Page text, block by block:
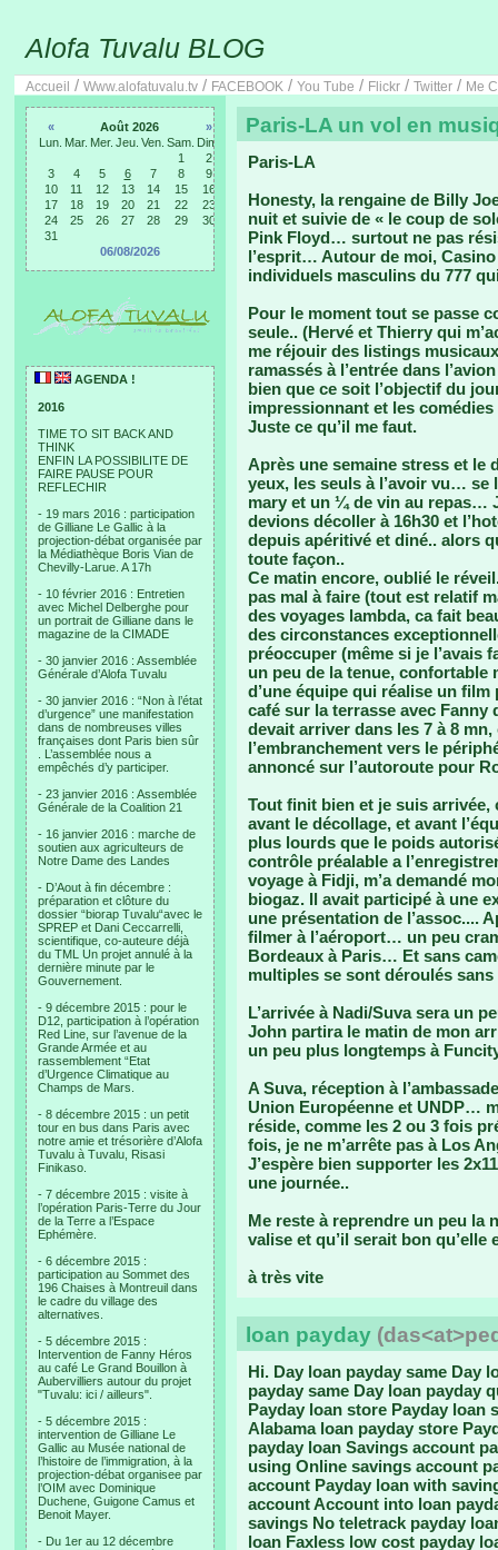
Alofa Tuvalu BLOG
Accueil / Www.alofatuvalu.tv / FACEBOOK / You Tube / Flickr / Twitter / Me
« Août 2026
»
Lun. Mar. Mer. Jeu. Ven. Sam. Dim.
1
2
3
4 5 6 7 8
9
10
11 12 13 14 15
16
17
18 19 20 21 22
23
24
25 26 27 28 29
30
31
06/08/2026
AGENDA !
2016
TIME TO SIT BACK AND
THINK
ENFIN LA POSSIBILITE DE
FAIRE PAUSE POUR
REFLECHIR
- 19 mars 2016 : participation
de Gilliane Le Gallic à la
projection-débat organisée par
la Médiathèque Boris Vian de
Chevilly-Larue. A 17h
- 10 février 2016 : Entretien
avec Michel Delberghe pour
un portrait de Gilliane dans le
magazine de la CIMADE
- 30 janvier 2016 : Assemblée
Générale d’Alofa Tuvalu
- 30 janvier 2016 : “Non à l’état
d’urgence” une manifestation
dans de nombreuses villes
françaises dont Paris bien sûr
. L’assemblée nous a
empêchés d’y participer.
- 23 janvier 2016 : Assemblée
Générale de la Coalition 21
- 16 janvier 2016 : marche de
soutien aux agriculteurs de
Notre Dame des Landes
- D’Aout à fin décembre :
préparation et clôture du
dossier “biorap Tuvalu“avec le
SPREP et Dani Ceccarrelli,
scientifique, co-auteure déjà
du TML Un projet annulé à la
dernière minute par le
Gouvernement.
- 9 décembre 2015 : pour le
D12, participation à l’opération
Red Line, sur l’avenue de la
Grande Armée et au
rassemblement “Etat
d’Urgence Climatique au
Champs de Mars.
- 8 décembre 2015 : un petit
tour en bus dans Paris avec
notre amie et trésorière d’Alofa
Tuvalu à Tuvalu, Risasi
Finikaso.
- 7 décembre 2015 : visite à
l’opération Paris-Terre du Jour
de la Terre a l’Espace
Ephémère.
- 6 décembre 2015 :
participation au Sommet des
196 Chaises à Montreuil dans
le cadre du village des
alternatives.
- 5 décembre 2015 :
Intervention de Fanny Héros
au café Le Grand Bouillon à
Aubervilliers autour du projet
"Tuvalu: ici / ailleurs".
- 5 décembre 2015 :
intervention de Gilliane Le
Gallic au Musée national de
l’histoire de l’immigration, à la
projection-débat organisee par
l’OIM avec Dominique
Duchene, Guigone Camus et
Benoit Mayer.
- Du 1er au 12 décembre
Paris-LA un vol en
Paris-LA
Honesty, la rengaine de Billy
nuit et suivie de « le coup de
Pink Floyd… surtout ne pas
l’esprit… Autour de moi,
individuels masculins du 777
Pour le moment tout se passe
seule.. (Hervé et Thierry qui
me réjouir des listings
ramassés à l’entrée dans
bien que ce soit l’objectif du
impressionnant et les
Juste ce qu’il me faut.
Après une semaine stress et le
yeux, les seuls à l’avoir vu… se
mary et un ¼ de vin au repas…
devions décoller à 16h30 et
depuis apéritivé et diné.. alors
toute façon..
Ce matin encore, oublié le
pas mal à faire (tout est relatif
des voyages lambda, ca fait
des circonstances
préoccuper (même si je l’avais
un peu de la tenue,
d’une équipe qui réalise un
café sur la terrasse avec
devait arriver dans les 7 à 8
l’embranchement vers le
annoncé sur l’autoroute pour
Tout finit bien et je suis arrivée,
avant le décollage, et avant
plus lourds que le poids
contrôle préalable a
voyage à Fidji, m’a demandé
biogaz. Il avait participé à une
une présentation de l’assoc....
filmer à l’aéroport… un peu
Bordeaux à Paris… Et sans
multiples se sont déroulés sans
L’arrivée à Nadi/Suva sera un
John partira le matin de mon
un peu plus longtemps à
A Suva, réception à
Union Européenne et UNDP…
réside, comme les 2 ou 3 fois
fois, je ne m’arrête pas à Los
J’espère bien supporter les
une journée..
Me reste à reprendre un peu la
valise et qu’il serait bon qu’elle
à très vite
loan payday
Hi. Day loan payday same Day
payday same Day loan payday
Payday loan store Payday loan
Alabama loan payday store
payday loan Savings account
using Online savings account
account Payday loan with
account Account into loan
savings No teletrack payday
loan Faxless low cost payday